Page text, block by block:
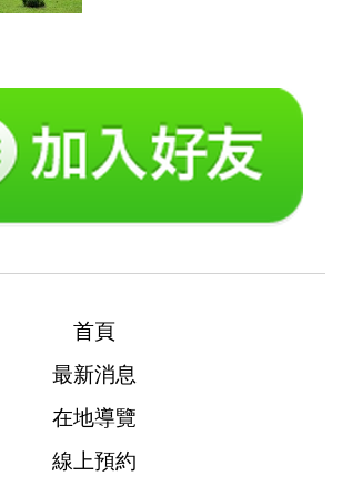
首頁
最新消息
在地導覽
線上預約